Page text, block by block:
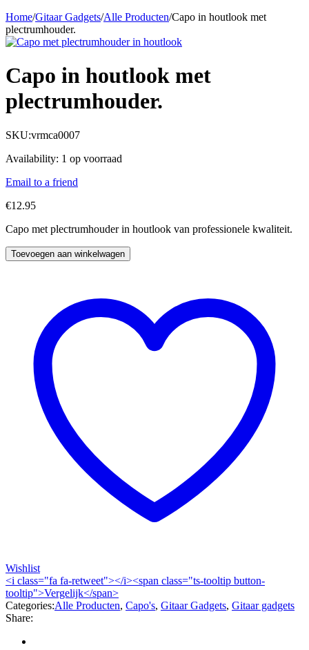
Home/Gitaar Gadgets/Alle Producten/Capo in houtlook met
plectrumhouder.
Capo in houtlook met
plectrumhouder.
SKU:vrmca0007
Availability: 1 op voorraad
Email to a friend
€12.95
Capo met plectrumhouder in houtlook van professionele kwaliteit.
Toevoegen aan winkelwagen
Wishlist
<i class="fa fa-retweet"></i><span class="ts-tooltip button-
tooltip">Vergelijk</span>
Categories:Alle Producten, Capo's, Gitaar Gadgets, Gitaar gadgets
Share: